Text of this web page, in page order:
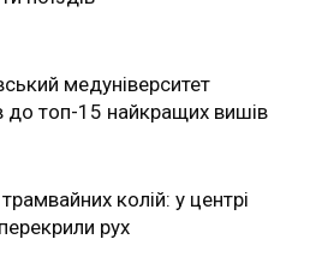
медуніверситет
до топ-15 найкращих вишів
колій: у центрі
рух